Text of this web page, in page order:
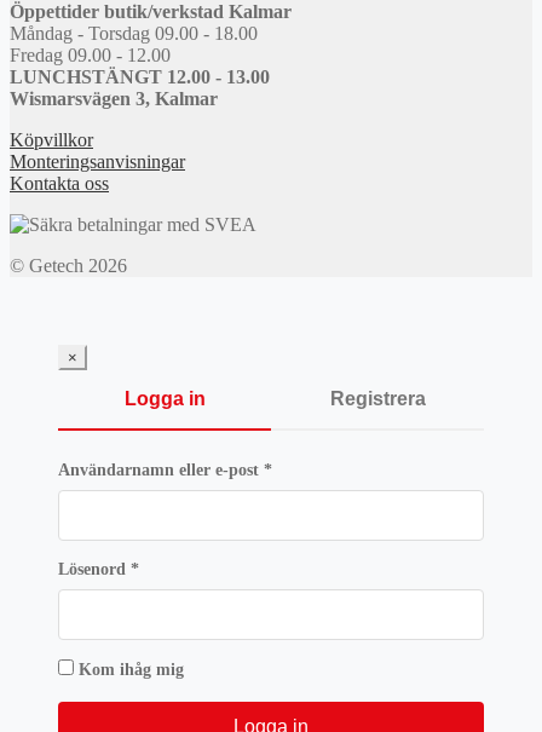
Öppettider butik/verkstad Kalmar
Måndag - Torsdag 09.00 - 18.00
Fredag 09.00 - 12.00
LUNCHSTÄNGT 12.00 - 13.00
Wismarsvägen 3, Kalmar
Köpvillkor
Monteringsanvisningar
Kontakta oss
© Getech 2026
×
Logga in Registrera
Användarnamn eller e-post *Obligatoriskt
Lösenord *Obligatoriskt
Kom ihåg mig
Logga in